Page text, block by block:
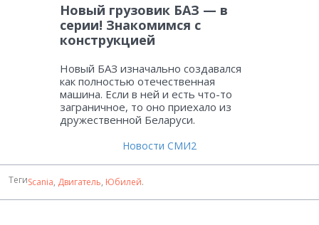
Новый грузовик БАЗ — в
серии! Знакомимся с
конструкцией
Новый БАЗ изначально создавался
как полностью отечественная
машина. Если в ней и есть что-то
заграничное, то оно приехало из
дружественной Беларуси.
Новости СМИ2
ТегиScania, Двигатель, Юбилей.